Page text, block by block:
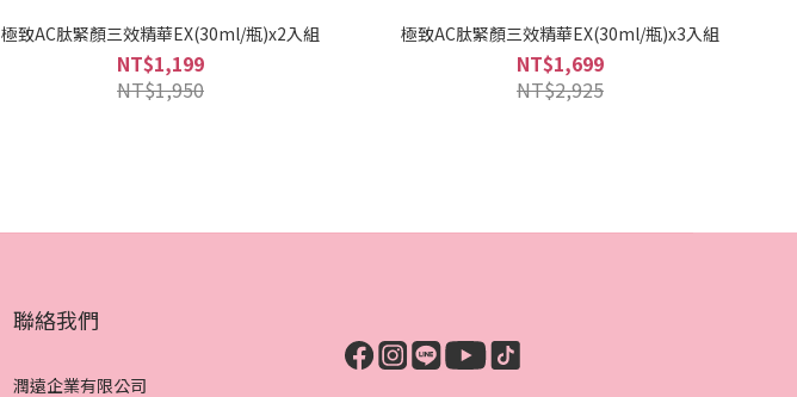
極致AC肽緊顏三效精華EX(30ml/瓶)x2入組
NT$1,199
NT$1,950
極致AC肽緊顏三效精華EX(30ml/瓶)x3入組
NT$1,699
NT$2,925
聯絡我們
潤遠企業有限公司